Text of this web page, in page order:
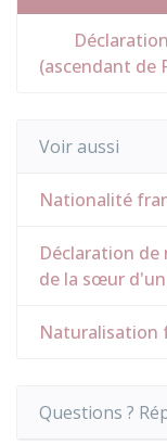
(ascendant de
Voir aussi
Nationalité
Déclaration
de la sœur d'un
Naturalisation
Questions ?